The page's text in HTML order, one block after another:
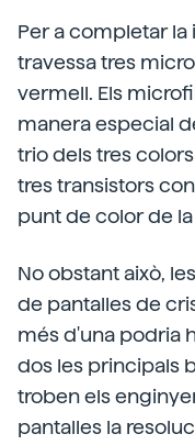
Per a completar la
travessa tres
vermell. Els
manera especial
trio dels tres
tres transistors
punt de color de
No obstant això,
de pantalles de
més d'una podria
dos les principals
troben els
pantalles la